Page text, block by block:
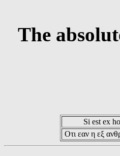
The
Si est ex
Οτι εαν η εξ